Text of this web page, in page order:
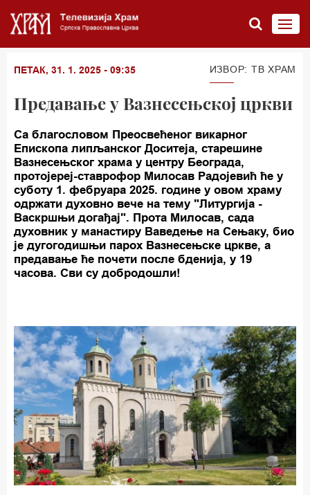
ПЕТАК, 31. 1. 2025 - 09:35 ИЗВОР: TВ ХРАМ
Предавање у Вазнесењској цркви
Са благословом Преосвећеног викарног
Епископа липљанског Доситеја, старешине
Вазнесењског храма у центру Београда,
протојереј-ставрофор Милосав Радојевић ће у
суботу 1. фебруара 2025. године у овом храму
одржати духовно вече на тему "Литургија -
Васкршњи догађај". Прота Милосав, сада
духовник у манастиру Ваведење на Сењаку, био
је дугогодишњи парох Вазнесењске цркве, а
предавање ће почети после бденија, у 19
часова. Сви су добродошли!